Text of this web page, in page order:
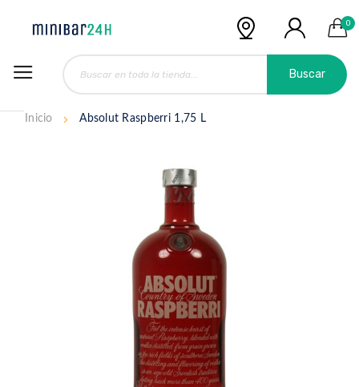
0
Buscar
Inicio Absolut Raspberri 1,75 L